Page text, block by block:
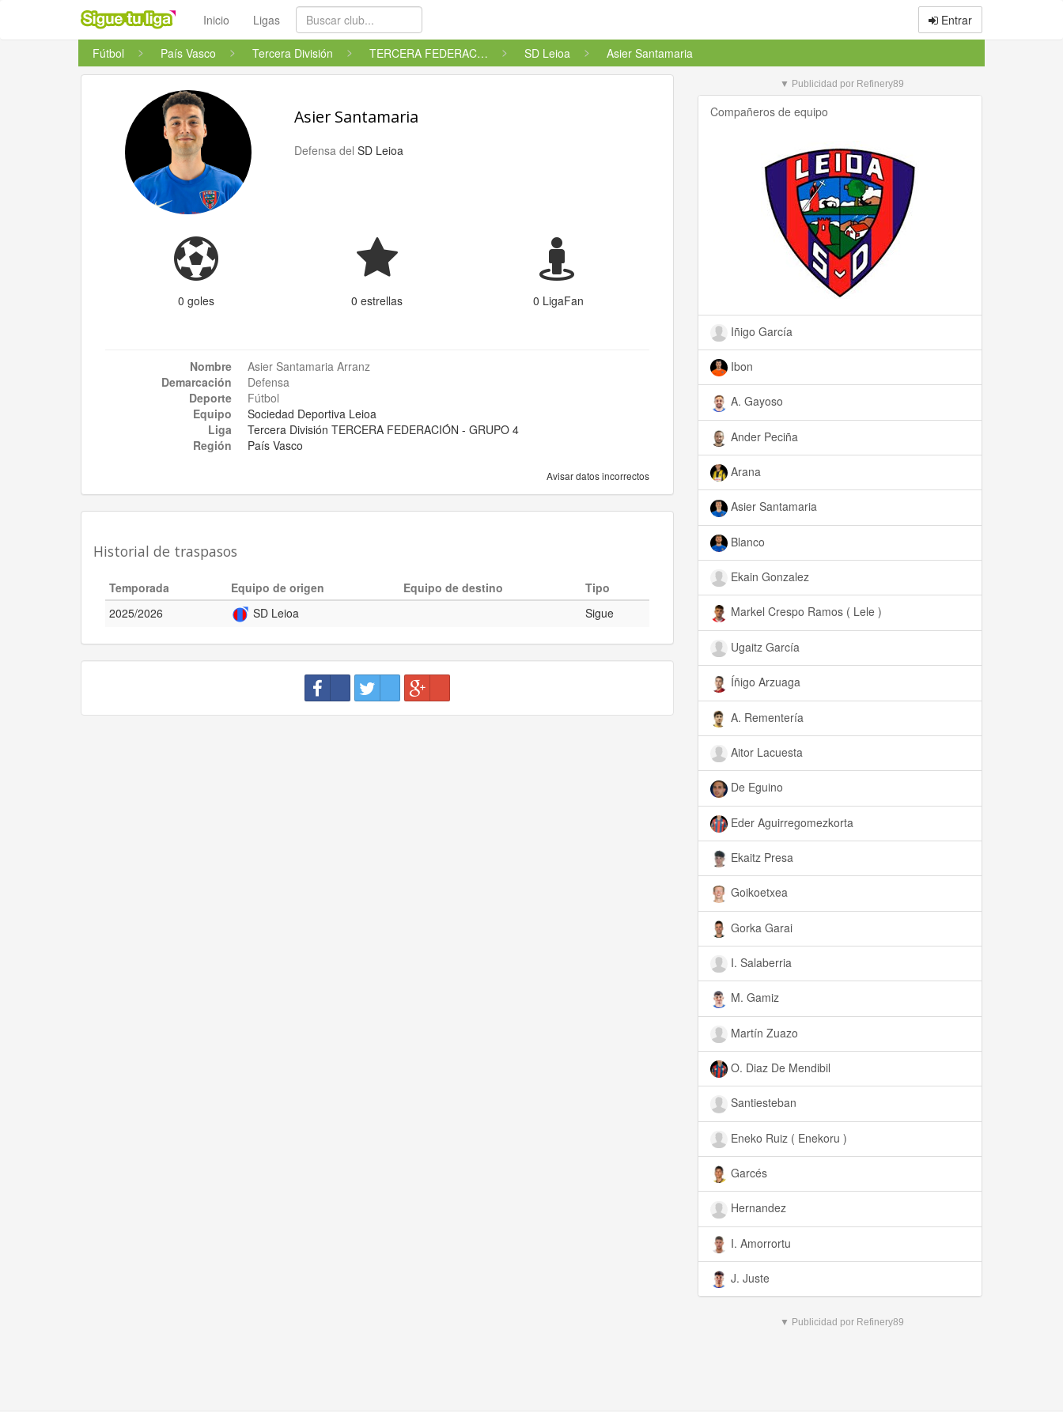
Inicio Ligas Entrar
Fútbol País Vasco Tercera División TERCERA FEDERACIÓN - GRUPO 4 SD Leioa Asier Santamaria
Asier Santamaria
Defensa delSD Leioa
0 goles 0 estrellas 0 LigaFan
Nombre
Asier Santamaria Arranz
Demarcación
Defensa
Deporte
Fútbol
Equipo
Sociedad Deportiva Leioa
Liga
Tercera División TERCERA FEDERACIÓN - GRUPO 4
Región
País Vasco
Avisar datos incorrectos
Historial de traspasos
Temporada Equipo de origen Equipo de destino
Tipo
2025/2026
SD Leioa Sigue
▼ Publicidad por Refinery89
Compañeros de equipo
Iñigo García
Ibon
A. Gayoso
Ander Peciña
Arana
Asier Santamaria
Blanco
Ekain Gonzalez
Markel Crespo Ramos ( Lele )
Ugaitz García
Íñigo Arzuaga
A. Rementería
Aitor Lacuesta
De Eguino
Eder Aguirregomezkorta
Ekaitz Presa
Goikoetxea
Gorka Garai
I. Salaberria
M. Gamiz
Martín Zuazo
O. Diaz De Mendibil
Santiesteban
Eneko Ruiz ( Enekoru )
Garcés
Hernandez
I. Amorrortu
J. Juste
▼ Publicidad por Refinery89